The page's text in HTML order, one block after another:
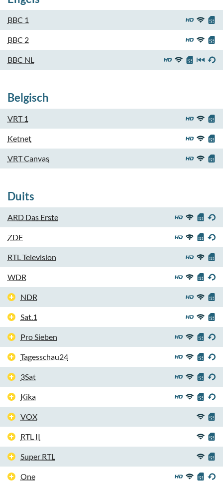
BBC 1
BBC 2
BBC NL
Belgisch
VRT 1
Ketnet
VRT Canvas
Duits
ARD Das Erste
ZDF
RTL Television
WDR
NDR
Sat.1
Pro Sieben
Tagesschau24
3Sat
Kika
VOX
RTL II
Super RTL
One